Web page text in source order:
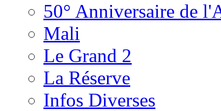
50° Anniversaire de
Mali
Le Grand 2
La Réserve
Infos Diverses